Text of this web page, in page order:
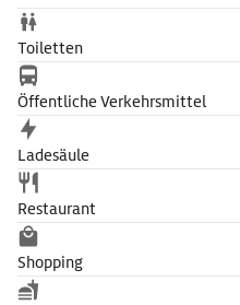
Toiletten
Öffentliche Verkehrsmittel
Ladesäule
Restaurant
Shopping